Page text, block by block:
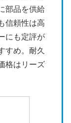
部品を供給
信頼性は高
にも定評が
すめ。耐久
格はリーズ